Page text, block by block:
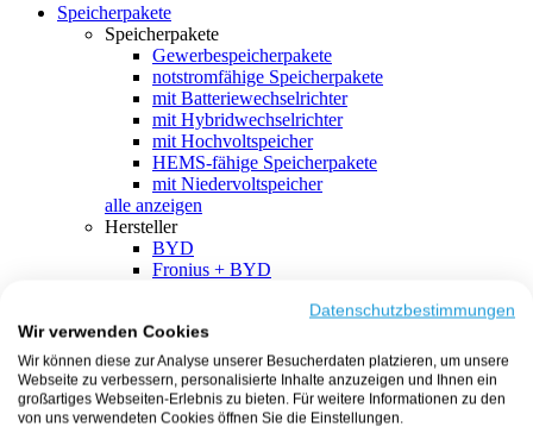
Speicherpakete
Speicherpakete
Gewerbespeicherpakete
notstromfähige Speicherpakete
mit Batteriewechselrichter
mit Hybridwechselrichter
mit Hochvoltspeicher
HEMS-fähige Speicherpakete
mit Niedervoltspeicher
alle anzeigen
Hersteller
BYD
Fronius + BYD
SMA + BYD
EcoFlow
EcoFlow + EcoFlow
FENECON
FENECON + FENECON
Datenschutzbestimmungen
Wir verwenden Cookies
Wir können diese zur Analyse unserer Besucherdaten platzieren, um unsere
Webseite zu verbessern, personalisierte Inhalte anzuzeigen und Ihnen ein
großartiges Webseiten-Erlebnis zu bieten. Für weitere Informationen zu den
von uns verwendeten Cookies öffnen Sie die Einstellungen.